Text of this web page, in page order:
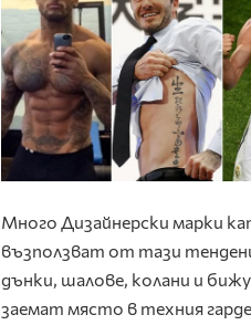
Много Дизайнерски марки
възползват от тази
дънки, шалове, колани и
заемат място в техния